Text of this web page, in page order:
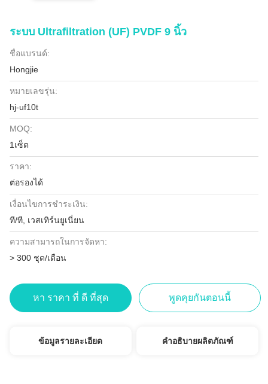
ระบบ Ultrafiltration (UF) PVDF 9 นิ้ว
ชื่อแบรนด์:
Hongjie
หมายเลขรุ่น:
hj-uf10t
MOQ:
1เซ็ต
ราคา:
ต่อรองได้
เงื่อนไขการชำระเงิน:
ที/ที, เวสเทิร์นยูเนี่ยน
ความสามารถในการจัดหา:
> 300 ชุด/เดือน
หา ราคา ที่ ดี ที่สุด พูดคุยกันตอนนี้
ข้อมูลรายละเอียด คำอธิบายผลิตภัณฑ์